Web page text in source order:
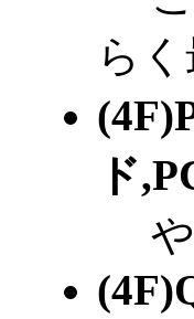
らく
ド
や